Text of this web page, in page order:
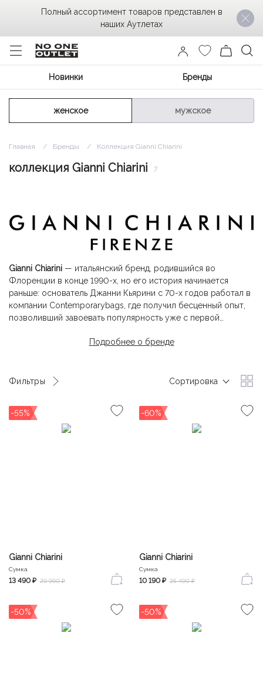
Новинки Бренды
женское мужское
Главная Бренды Коллекция Gianni Chiarini
коллекция Gianni Chiarini 7
Gianni Chiarini — итальянский бренд, родившийся во
Флоренции в конце 1990-х, но его история начинается
раньше: основатель Джанни Кьярини с 70-х годов работал в
компании Contemporarybags, где получил бесценный опыт,
позволивший завоевать популярность уже с первой
открывающие перед владельцем возможность
повседневных, так и в деловых образах.
Вдохновением для бренда служит современная женщина:
Подробнее о бренде
Фильтры Сортировка
-55%
Gianni Chiarini
Сумка
13 490 ₽ 29 990 ₽
-60%
Gianni Chiarini
Сумка
10 190 ₽ 25 490 ₽
-50% -50%
Полный ассортимент товаров представлен в
наших Аутлетах